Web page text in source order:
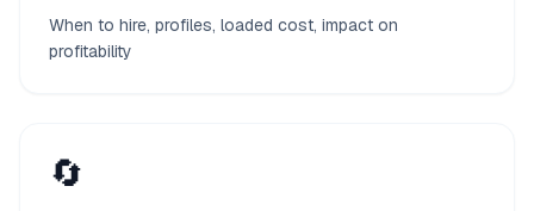
When to hire, profiles, loaded cost, impact on
profitability
🔄